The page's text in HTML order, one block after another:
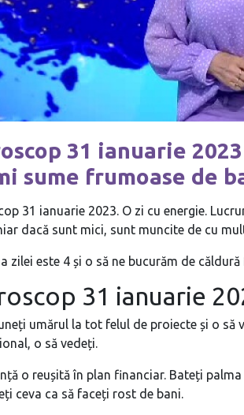
31 ianuarie
sume frumoase de
31 ianuarie 2023. O zi cu energie.
dacă sunt mici, sunt muncite de cu
zilei este 4 și o să ne bucurăm de
31 ianuarie
umărul la tot felul de proiecte și o
o să vedeți.
o reușită în plan financiar. Bateți
ceva ca să faceți rost de bani.